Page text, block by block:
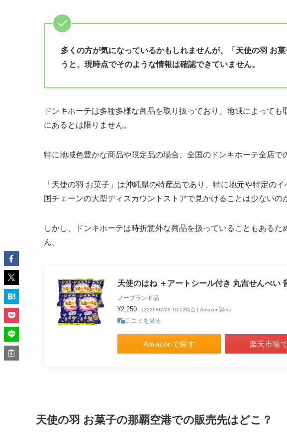
多くの方が気になっているかもしれませんが、「天使の羽 お
うと、現時点でそのような情報は確認できていません。
ドンキホーテは多種多様な商品を取り扱っており、地域によって
にあるとは限りません。
特に地域色豊かな商品や限定品の場合、全国のドンキホーテ全店で
「天使の羽 お菓子」は沖縄県の特産品であり、特に地元や特定の
国チェーンの大型ディスカウントストアで見かけることは少ないの
しかし、ドンキホーテは時折意外な商品を扱っていることもある
ん。
天使のはね ＋アートシール付き 丸吉せんべい
ノーブランド品
¥2,250 （2026/07/09 10:12時点 | Amazon調べ）
口コミを見る
Amazonで探す 楽天市場
天使の羽 お菓子の那覇空港での販売先はどこ？